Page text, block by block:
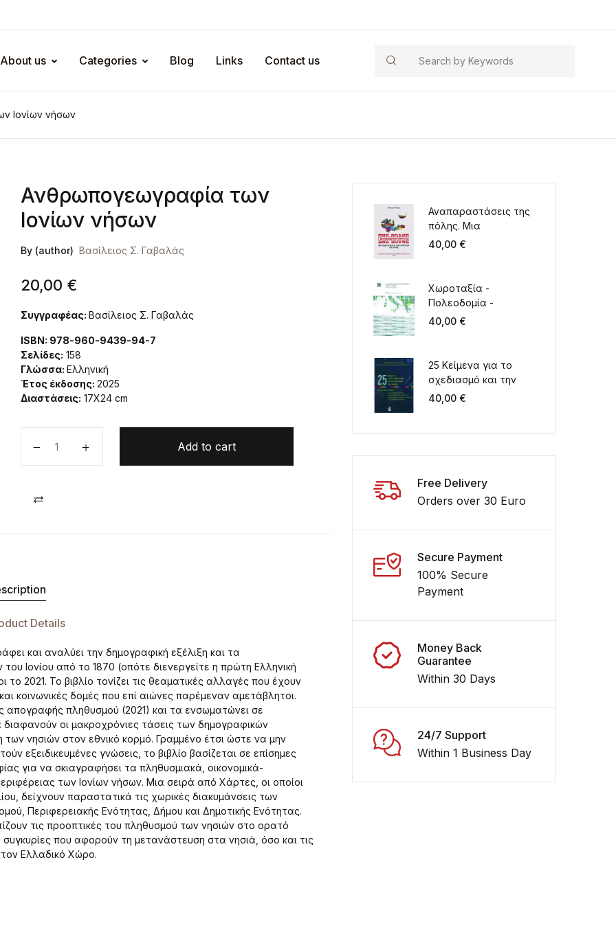
About us Categories Blog Links Contact us Search
Ιονίων νήσων
Ανθρωπογεωγραφία των
Ιονίων νήσων
By (author) Βασίλειος Σ. Γαβαλάς
20,00 €
Συγγραφέας:Βασίλειος Σ. Γαβαλάς
ISBN: 978-960-9439-94-7
Σελίδες: 158
Γλώσσα:Ελληνική
Έτος έκδοσης:2025
Διαστάσεις: 17Χ24 cm
Add to cart
Details
και αναλύει την δημογραφική εξέλιξη και τα
Ιονίου από το 1870 (οπότε διενεργείτε η πρώτη Ελληνική
2021. Το βιβλίο τονίζει τις θεαματικές αλλαγές που έχουν
κοινωνικές δομές που επί αιώνες παρέμεναν αμετάβλητοι.
πληθυσμού (2021) και τα ενσωματώνει σε
οι μακροχρόνιες τάσεις των δημογραφικών
νησιών στον εθνικό κορμό. Γραμμένο έτσι ώστε να μην
εξειδικευμένες γνώσεις, το βιβλίο βασίζεται σε επίσημες
για να σκιαγραφήσει τα πληθυσμιακά, οικονομικά-
των Ιονίων νήσων. Μια σειρά από Χάρτες, οι οποίοι
δείχνουν παραστατικά τις χωρικές διακυμάνσεις των
Περιφερειακής Ενότητας, Δήμου και Δημοτικής Ενότητας.
τις προοπτικές του πληθυσμού των νησιών στο ορατό
που αφορούν τη μετανάστευση στα νησιά, όσο και τις
Ελλαδικό Χώρο.
Αναπαραστάσεις της
πόλης. Μια
παιδαγωγική για την
40,00 €
Χωροταξία -
Πολεοδομία -
Περιβάλλον στον 21ο
40,00 €
25 Κείμενα για το
σχεδιασμό και την
ανάπτυξη του χώρου
λειτουργίας του
40,00 €
Free Delivery
Orders over 30 Euro
Secure Payment
100% Secure
Payment
Money Back
Guarantee
Within 30 Days
24/7 Support
Within 1 Business Day